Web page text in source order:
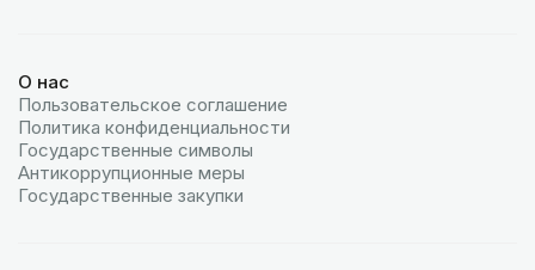
О нас
Пользовательское соглашение
Политика конфиденциальности
Государственные символы
Антикоррупционные меры
Государственные закупки